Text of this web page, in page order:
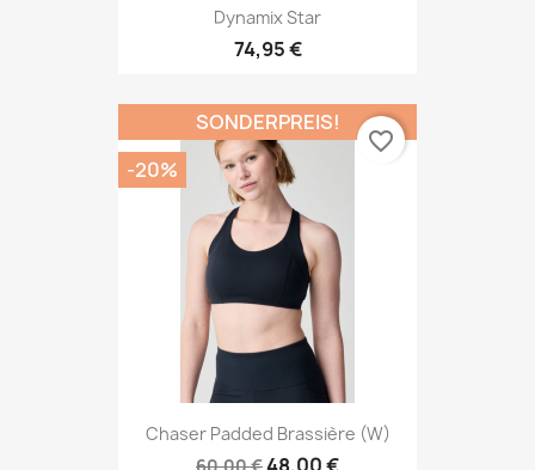
Dynamix Star
74,95 €
Chaser Padded Brassière (W)
SONDERPREIS!
-20%
favorite_border